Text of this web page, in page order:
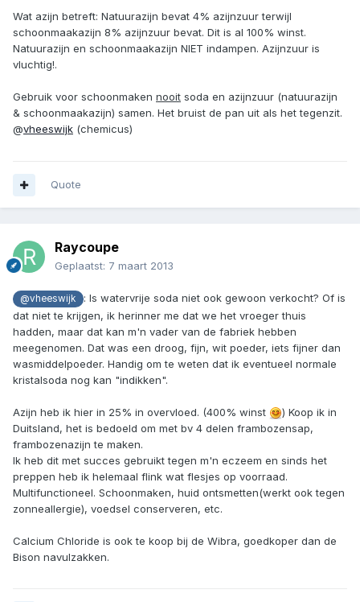
Wat azijn betreft: Natuurazijn bevat 4% azijnzuur terwijl
schoonmaakazijn 8% azijnzuur bevat. Dit is al 100% winst.
Natuurazijn en schoonmaakazijn NIET indampen. Azijnzuur is
vluchtig!.
Gebruik voor schoonmaken nooit soda en azijnzuur (natuurazijn
& schoonmaakazijn) samen. Het bruist de pan uit als het tegenzit.
@vheeswijk (chemicus)
Quote
Raycoupe
Geplaatst: 7 maart 2013
@vheeswijk
: Is watervrije soda niet ook gewoon verkocht? Of is
dat niet te krijgen, ik herinner me dat we het vroeger thuis
hadden, maar dat kan m'n vader van de fabriek hebben
meegenomen. Dat was een droog, fijn, wit poeder, iets fijner dan
wasmiddelpoeder. Handig om te weten dat ik eventueel normale
kristalsoda nog kan "indikken".
Azijn heb ik hier in 25% in overvloed. (400% winst
) Koop ik in
Duitsland, het is bedoeld om met bv 4 delen frambozensap,
frambozenazijn te maken.
Ik heb dit met succes gebruikt tegen m'n eczeem en sinds het
preppen heb ik helemaal flink wat flesjes op voorraad.
Multifunctioneel. Schoonmaken, huid ontsmetten(werkt ook tegen
zonneallergie), voedsel conserveren, etc.
Calcium Chloride is ook te koop bij de Wibra, goedkoper dan de
Bison navulzakken.